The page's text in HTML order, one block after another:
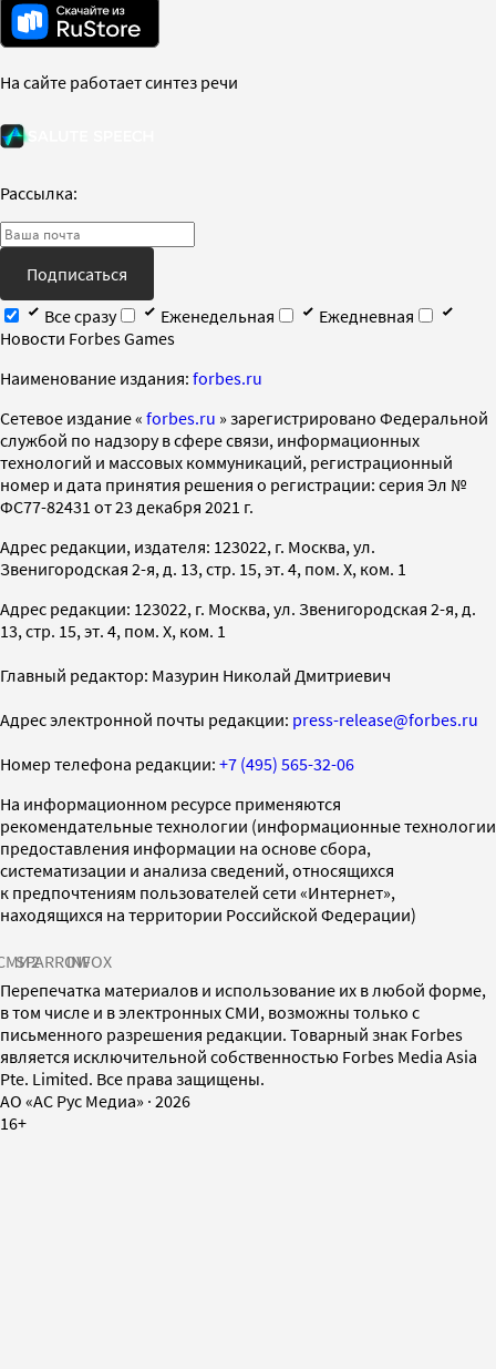
На сайте работает синтез речи
Рассылка:
Подписаться
Все сразу
Еженедельная
Ежедневная
Новости Forbes Games
Наименование издания: forbes.ru
Cетевое издание « forbes.ru » зарегистрировано Федеральной
службой по надзору в сфере связи, информационных
технологий и массовых коммуникаций, регистрационный
номер и дата принятия решения о регистрации: серия Эл №
ФС77-82431 от 23 декабря 2021 г.
Адрес редакции, издателя: 123022, г. Москва, ул.
Звенигородская 2-я, д. 13, стр. 15, эт. 4, пом. X, ком. 1
Адрес редакции: 123022, г. Москва, ул. Звенигородская 2-я, д.
13, стр. 15, эт. 4, пом. X, ком. 1
Главный редактор: Мазурин Николай Дмитриевич
Адрес электронной почты редакции: press-release@forbes.ru
Номер телефона редакции: +7 (495) 565-32-06
На информационном ресурсе применяются
рекомендательные технологии (информационные технологии
предоставления информации на основе сбора,
систематизации и анализа сведений, относящихся
к предпочтениям пользователей сети «Интернет»,
находящихся на территории Российской Федерации)
SPARROWINFOX
Перепечатка материалов и использование их в любой форме,
в том числе и в электронных СМИ, возможны только с
письменного разрешения редакции. Товарный знак Forbes
является исключительной собственностью Forbes Media Asia
Pte. Limited. Все права защищены.
AO «АС Рус Медиа» · 2026
16+